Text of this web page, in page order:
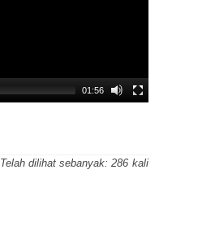
01:56
Telah dilihat sebanyak: 286